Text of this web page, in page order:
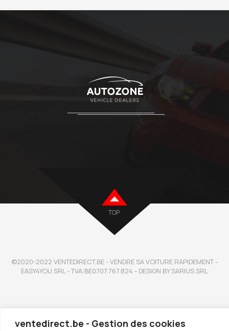
ventedirect.be - Gestion des cookies
TOP
©2020-2022 VENTEDIRECT.BE - VENDRE SA VOITURE RAPIDEMENT -
EASY4YOU SRL - TVA:BE0707.767.824 - DESIGN BY SARIUS SRL